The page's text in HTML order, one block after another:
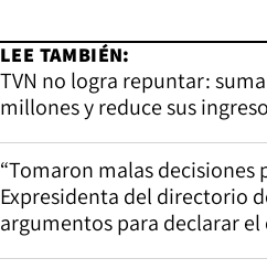
LEE TAMBIÉN:
TVN no logra repuntar:
millones y reduce sus
“Tomaron malas decisiones
Expresidenta del directorio
argumentos para declarar el